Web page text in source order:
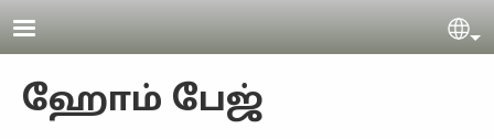
Skip to main content
ஹோம் பேஜ்